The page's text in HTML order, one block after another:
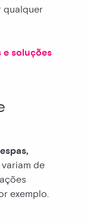
qualquer
e soluções
de
exemplo.